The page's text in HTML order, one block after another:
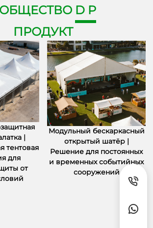
D P
ПРОДУКТ
|
тентовая
для
от
Модульный бескаркасный
открытый шатёр |
Решение для постоянных
и временных событийных
сооружений